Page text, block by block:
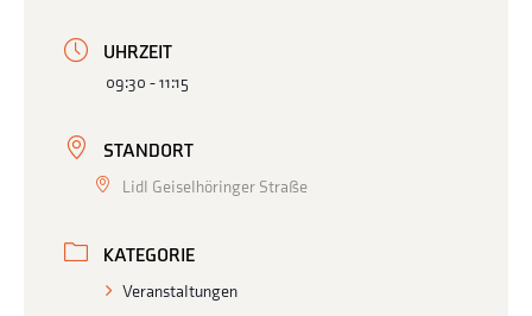
UHRZEIT
09:30 - 11:15
STANDORT
Lidl Geiselhöringer Straße
KATEGORIE
Veranstaltungen